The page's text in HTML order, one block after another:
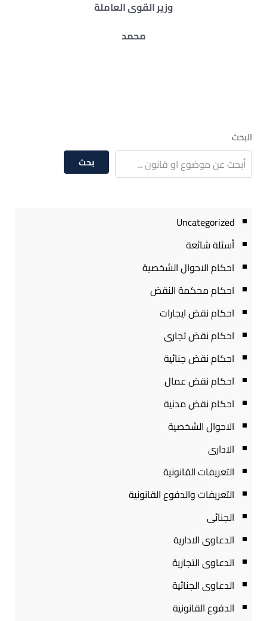
وزير القوى العاملة
محمد
البحث
بحث
Uncategorized
أسئلة شائعة
احكام الاحوال الشخصية
احكام محكمة النقض
احكام نقض ايجارات
احكام نقض تجارى
احكام نقض جنائية
احكام نقض عمال
احكام نقض مدنية
الاحوال الشخصية
الادارى
التعريفات القانونية
التعريفات والدفوع القانونية
الجنائى
الدعاوى الادارية
الدعاوى التجارية
الدعاوى الجنائية
الدفوع القانونية